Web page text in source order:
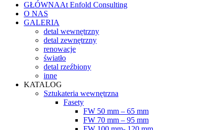
GŁÓWNAAt Enfold Consulting
O NAS
GALERIA
detal wewnętrzny
detal zewnętrzny
renowacje
światło
detal rzeźbiony
inne
KATALOG
Sztukateria wewnętrzna
Fasety
FW 50 mm – 65 mm
FW 70 mm – 95 mm